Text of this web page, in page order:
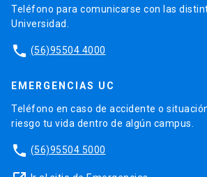
Teléfono para comunicarse con las
Universidad.
phone (56)95504 4000
EMERGENCIAS UC
Teléfono en caso de accidente o
riesgo tu vida dentro de algún campus.
phone (56)95504 5000